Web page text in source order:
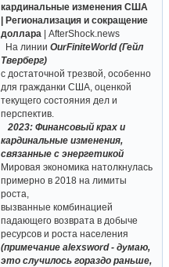
кардинальные изменения США
| Регионализация и сокращение
доллара | AfterShock.news
На линииOurFiniteWorld (Гейл
Тверберг)
с достаточной трезвой, особенно
для гражданки США, оценкой
текущего состояния дел и
перспектив.
2023: Финансовый крах и
кардинальные изменения,
связанные с энергетикой
Мировая экономика натолкнулась
примерно в 2018 на лимиты
роста,
вызванные комбинацией
падающего возврата в добыче
ресурсов и роста населения
(примечание alexsword - думаю,
это случилось гораздо раньше,